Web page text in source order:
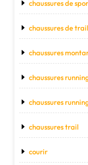
chaussures de
chaussures de trail
chaussures
chaussures
chaussures
chaussures trail
courir